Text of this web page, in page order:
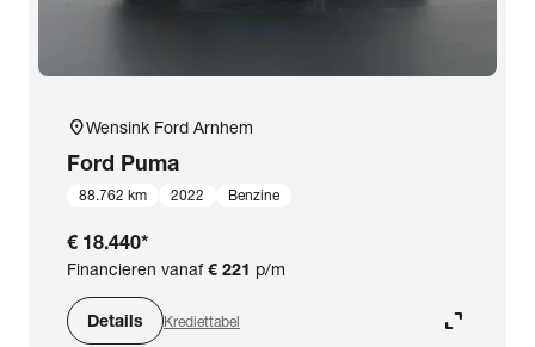
location_onWensink Ford Arnhem
Ford Puma
88.762 km 2022 Benzine
€ 18.440*
Financieren vanaf€ 221 p/m
Details Krediettabel expand_content